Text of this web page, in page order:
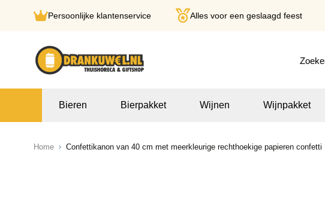
Persoonlijke klantenservice Alles voor een geslaagd feest
Bieren Bierpakket Wijnen Wijnpakket
Home Confettikanon van 40 cm met meerkleurige rechthoekige papieren confetti